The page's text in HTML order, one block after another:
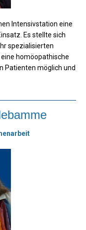
Intensivstation eine
Es stellte sich
spezialisierten
homöopathische
Patienten möglich und